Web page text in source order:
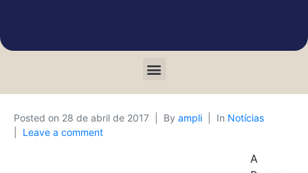
Posted on 28 de abril de 2017 By ampli In Notícias
Leave a comment
A